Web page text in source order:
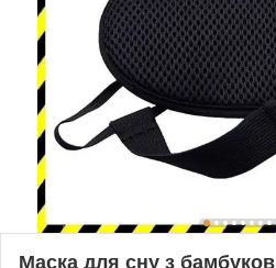
Маска для сну з